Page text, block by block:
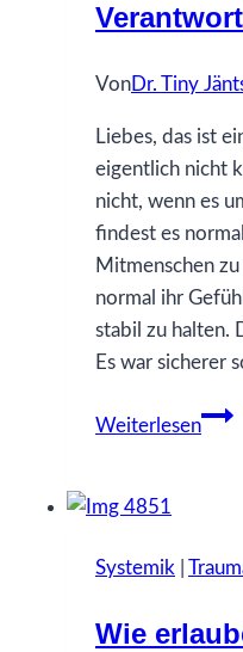
VonDr. Tiny
Liebes, das ist
eigentlich nicht
nicht, wenn es
findest es
Mitmenschen
normal ihr
stabil zu halten.
Es war sicherer
Weiterlesen
21
über
Systemik
Wie